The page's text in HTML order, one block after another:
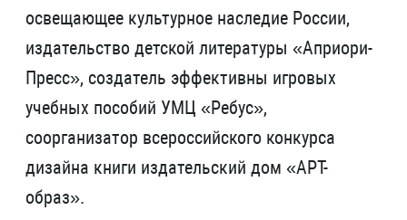
освещающее культурное наследие России,
издательство детской литературы «Априори-
Пресс», создатель эффективны игровых
учебных пособий УМЦ «Ребус»,
соорганизатор всероссийского конкурса
дизайна книги издательский дом «АРТ-
образ».